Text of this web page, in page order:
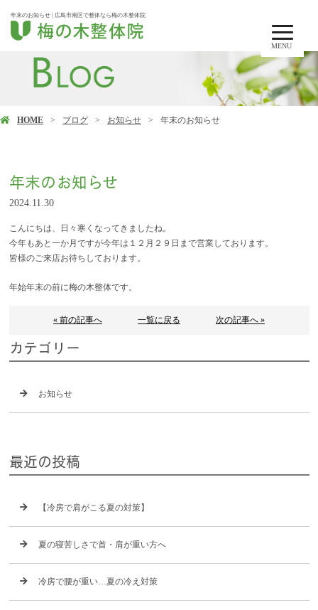
MENU
年末のお知らせ | 広島市南区で整体なら梅の木整体院
HOME ブログ お知らせ 年末のお知らせ
年末のお知らせ
2024.11.30
こんにちは、日々寒くなってきましたね。
今年もあと一か月ですが今年は１２月２９日まで営業しております。
皆様のご来店お待ちしております。
年始年末の前に梅の木整体です。
« 前の記事へ 一覧に戻る 次の記事へ »
カテゴリー
お知らせ
最近の投稿
【冷房で肩がこる夏の対策】
夏の寝苦しさで首・肩が重い方へ
冷房で腰が重い…夏の冷え対策